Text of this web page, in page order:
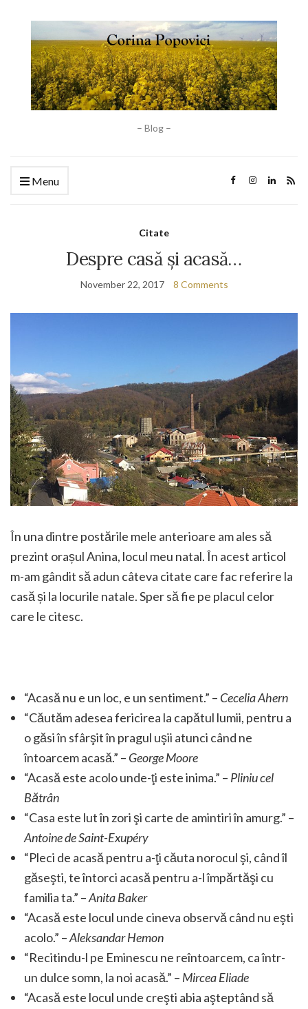
– Blog –
Menu
Citate
Despre casă și acasă…
November 22, 2017 8 Comments
În una dintre postările mele anterioare am ales să
prezint orașul Anina, locul meu natal. În acest articol
m-am gândit să adun câteva citate care fac referire la
casă și la locurile natale. Sper să fie pe placul celor
care le citesc.
“Acasă nu e un loc, e un sentiment.” – Cecelia Ahern
“Căutăm adesea fericirea la capătul lumii, pentru a
o găsi în sfârşit în pragul uşii atunci când ne
întoarcem acasă.” – George Moore
“Acasă este acolo unde-ţi este inima.” – Pliniu cel
Bătrân
“Casa este lut în zori şi carte de amintiri în amurg.” –
Antoine de Saint-Exupéry
“Pleci de acasă pentru a-ţi căuta norocul şi, când îl
găseşti, te întorci acasă pentru a-l împărtăşi cu
familia ta.” –Anita Baker
“Acasă este locul unde cineva observă când nu eşti
acolo.” –Aleksandar Hemon
“Recitindu-l pe Eminescu ne reîntoarcem, ca într-
un dulce somn, la noi acasă.” – Mircea Eliade
“Acasă este locul unde creşti abia aşteptând să